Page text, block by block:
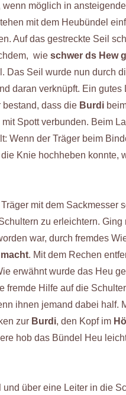
möglich in
mit dem Heubündel
Auf das gestreckte Seil
wie schwer ds Hew
Das Seil wurde nun durch
daran verknüpft. Ein gutes
bestand, dass die Burdi
Spott verbunden. Beim
Wenn der Träger beim
Knie hochheben konnte,
mit dem Sackmesser
zu erleichtern. Ging
war, durch fremdes
. Mit dem Rechen
erwähnt wurde das Heu
fremde Hilfe auf die
ihnen jemand dabei half.
zur Burdi, den Kopf im
hob das Bündel Heu
über eine Leiter in die